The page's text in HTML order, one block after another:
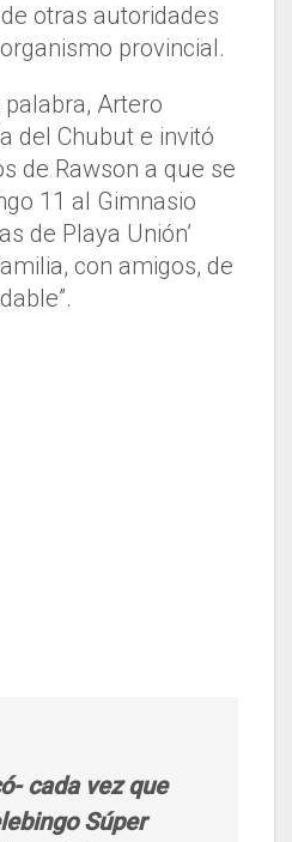
otras autoridades
provincial.
Artero
del Chubut e invitó
de Rawson a que se
11 al Gimnasio
de Playa Unión’
con amigos, de
cada vez que
Súper